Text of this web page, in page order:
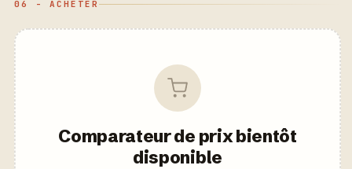
06 - ACHETER
Comparateur de prix bientôt
disponible